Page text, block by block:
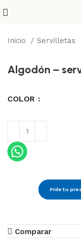
Inicio Servilletas
Algodón –
COLOR
Pide tu
Comparar